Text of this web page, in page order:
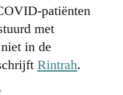
patiënten
met
in de
Rintrah.